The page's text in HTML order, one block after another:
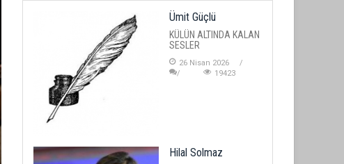
Ümit Güçlü
KÜLÜN ALTINDA KALAN
SESLER
26 Nisan 2026
19423
Hilal Solmaz